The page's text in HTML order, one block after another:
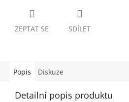
ZEPTAT SE SDÍLET
Popis Diskuze
Detailní popis produktu